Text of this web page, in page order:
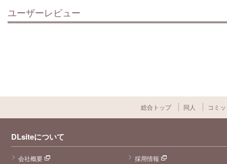
ユーザーレビュー
総合トップ 同人 コミ
DLsiteについて
会社概要
採用情報